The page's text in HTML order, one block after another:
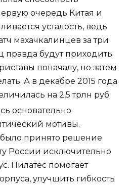
очередь Китая и
усталость, ведь
махачкалинцев за три
правда будут приходить
поначалу, но затем
А в декабре 2015 года
на 2,5 трлн руб.
основательно
мотивы.
принято решение
России исключительно
Пилатес помогает
улучшить гибкость